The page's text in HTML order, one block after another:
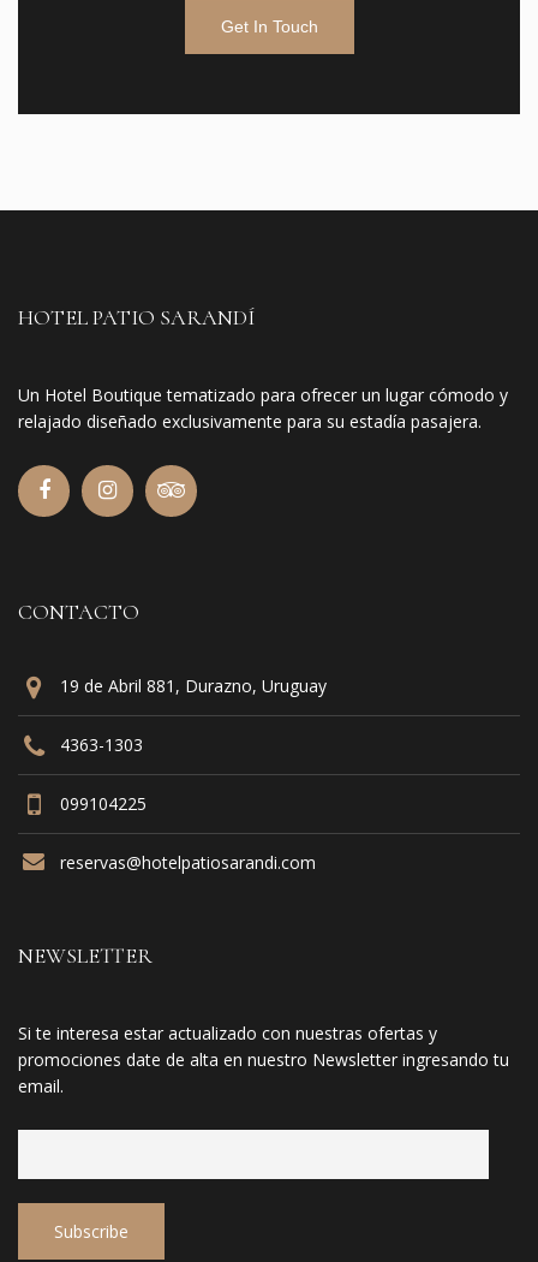
HOTEL PATIO SARANDÍ
Un Hotel Boutique tematizado para ofrecer un lugar cómodo y
relajado diseñado exclusivamente para su estadía pasajera.
CONTACTO
19 de Abril 881, Durazno, Uruguay
4363-1303
099104225
reservas@hotelpatiosarandi.com
NEWSLETTER
Si te interesa estar actualizado con nuestras ofertas y
promociones date de alta en nuestro Newsletter ingresando tu
email.